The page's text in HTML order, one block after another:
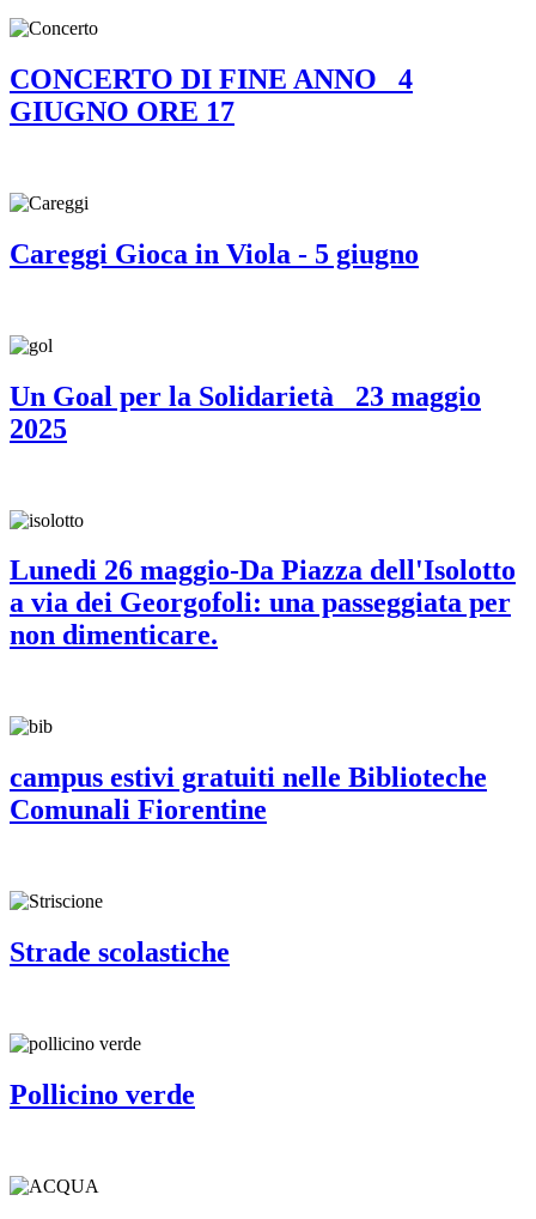
CONCERTO DI FINE ANNO_ 4
GIUGNO ORE 17
Careggi Gioca in Viola - 5 giugno
Un Goal per la Solidarietà_ 23 maggio
2025
Lunedi 26 maggio-Da Piazza dell'Isolotto
a via dei Georgofoli: una passeggiata per
non dimenticare.
campus estivi gratuiti nelle Biblioteche
Comunali Fiorentine
Strade scolastiche
Pollicino verde